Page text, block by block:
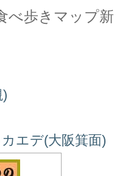
べ歩きマップ新
エデ(大阪箕面)